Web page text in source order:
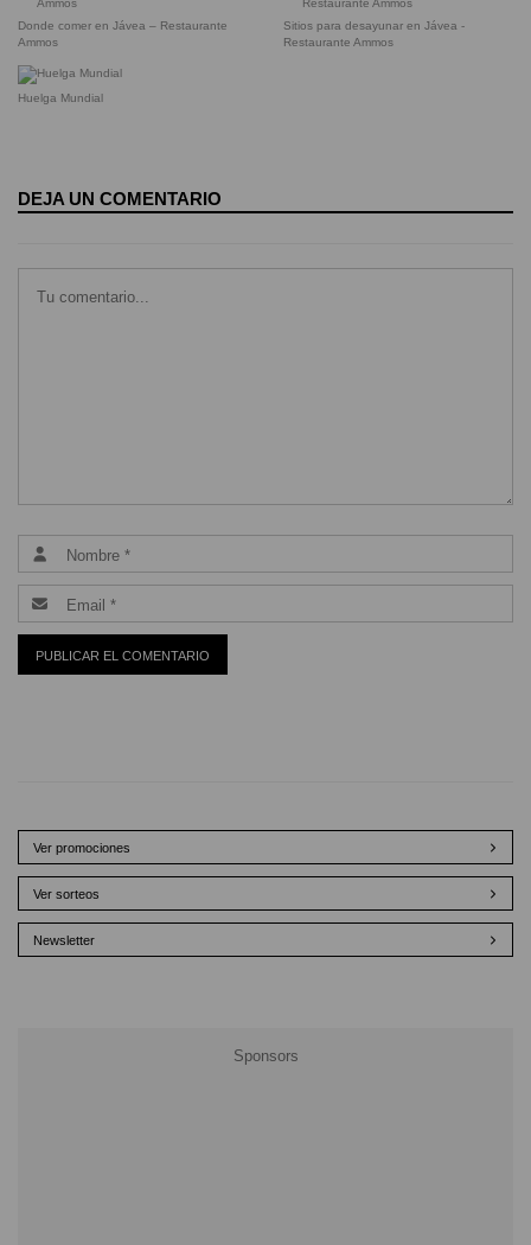
Donde comer en Jávea – Restaurante
Ammos
Sitios para desayunar en Jávea -
Restaurante Ammos
Huelga Mundial
DEJA UN COMENTARIO
Ver promociones
Ver sorteos
Newsletter